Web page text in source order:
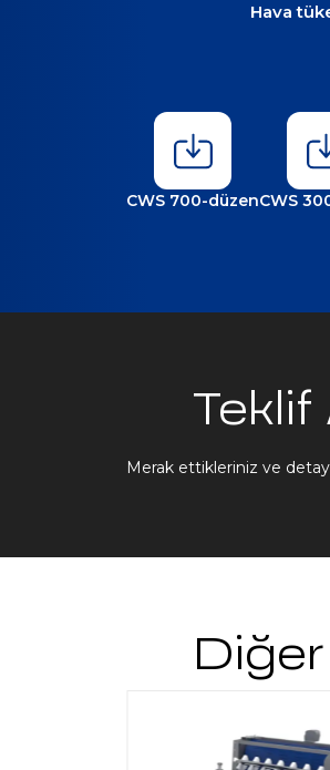
Hava
CWS 700-düzenCWS
Teklif
Merak ettikleriniz ve